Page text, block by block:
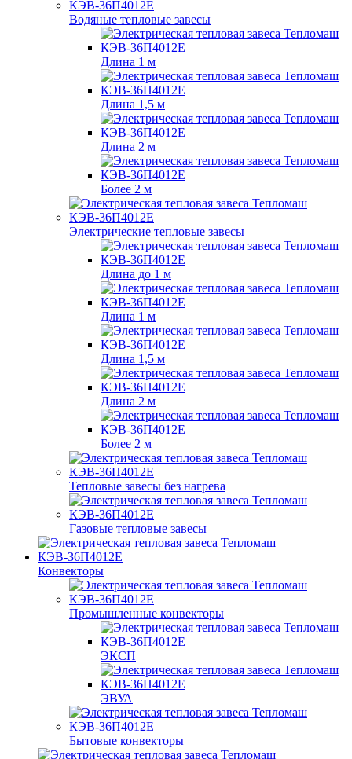
Водяные тепловые завесы
Длина 1 м
Длина 1,5 м
Длина 2 м
Более 2 м
Электрические тепловые завесы
Длина до 1 м
Длина 1 м
Длина 1,5 м
Длина 2 м
Более 2 м
Тепловые завесы без нагрева
Газовые тепловые завесы
Конвекторы
Промышленные конвекторы
ЭКСП
ЭВУА
Бытовые конвекторы